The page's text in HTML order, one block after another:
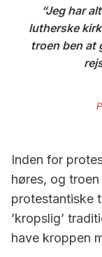
Jeg har
lutherske
troen ben at
Inden for
høres, og
protestantiske
’kropslig’
have kroppen